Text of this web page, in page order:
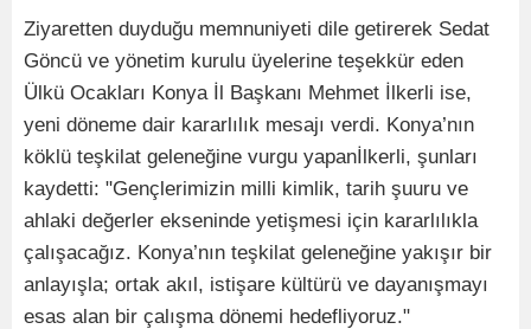
Ziyaretten duyduğu memnuniyeti dile getirerek Sedat
Göncü ve yönetim kurulu üyelerine teşekkür eden
Ülkü Ocakları Konya İl Başkanı Mehmet İlkerli ise,
yeni döneme dair kararlılık mesajı verdi. Konya’nın
köklü teşkilat geleneğine vurgu yapanİlkerli, şunları
kaydetti: "Gençlerimizin milli kimlik, tarih şuuru ve
ahlaki değerler ekseninde yetişmesi için kararlılıkla
çalışacağız. Konya’nın teşkilat geleneğine yakışır bir
anlayışla; ortak akıl, istişare kültürü ve dayanışmayı
esas alan bir çalışma dönemi hedefliyoruz."